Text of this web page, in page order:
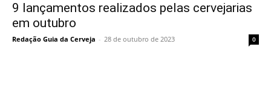
9 lançamentos realizados pelas cervejarias
em outubro
Redação Guia da Cerveja - 28 de outubro de 2023 0